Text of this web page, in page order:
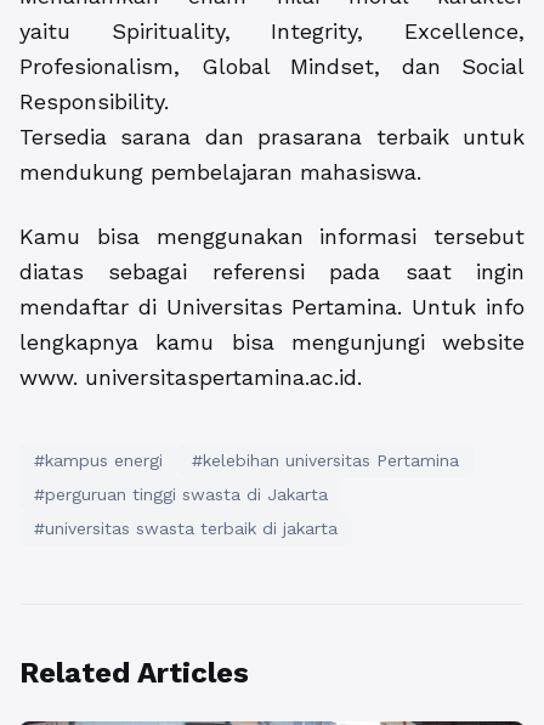
yaitu Spirituality, Integrity, Excellence,
Profesionalism, Global Mindset, dan Social
Responsibility.
Tersedia sarana dan prasarana terbaik untuk
mendukung pembelajaran mahasiswa.
Kamu bisa menggunakan informasi tersebut
diatas sebagai referensi pada saat ingin
mendaftar di Universitas Pertamina. Untuk info
lengkapnya kamu bisa mengunjungi website
www. universitaspertamina.ac.id.
#kampus energi
#kelebihan universitas Pertamina
#perguruan tinggi swasta di Jakarta
#universitas swasta terbaik di jakarta
Related Articles